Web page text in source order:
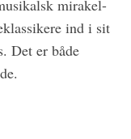
mirakel-
ind i sit
Det er både